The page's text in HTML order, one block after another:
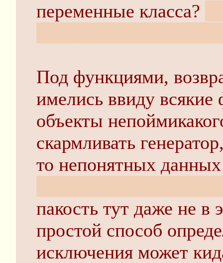
переменные класса?
Под функциями,
имелись ввиду
объекты
скармливать
то непонятных
пакость тут даже не в
простой способ
исключения может